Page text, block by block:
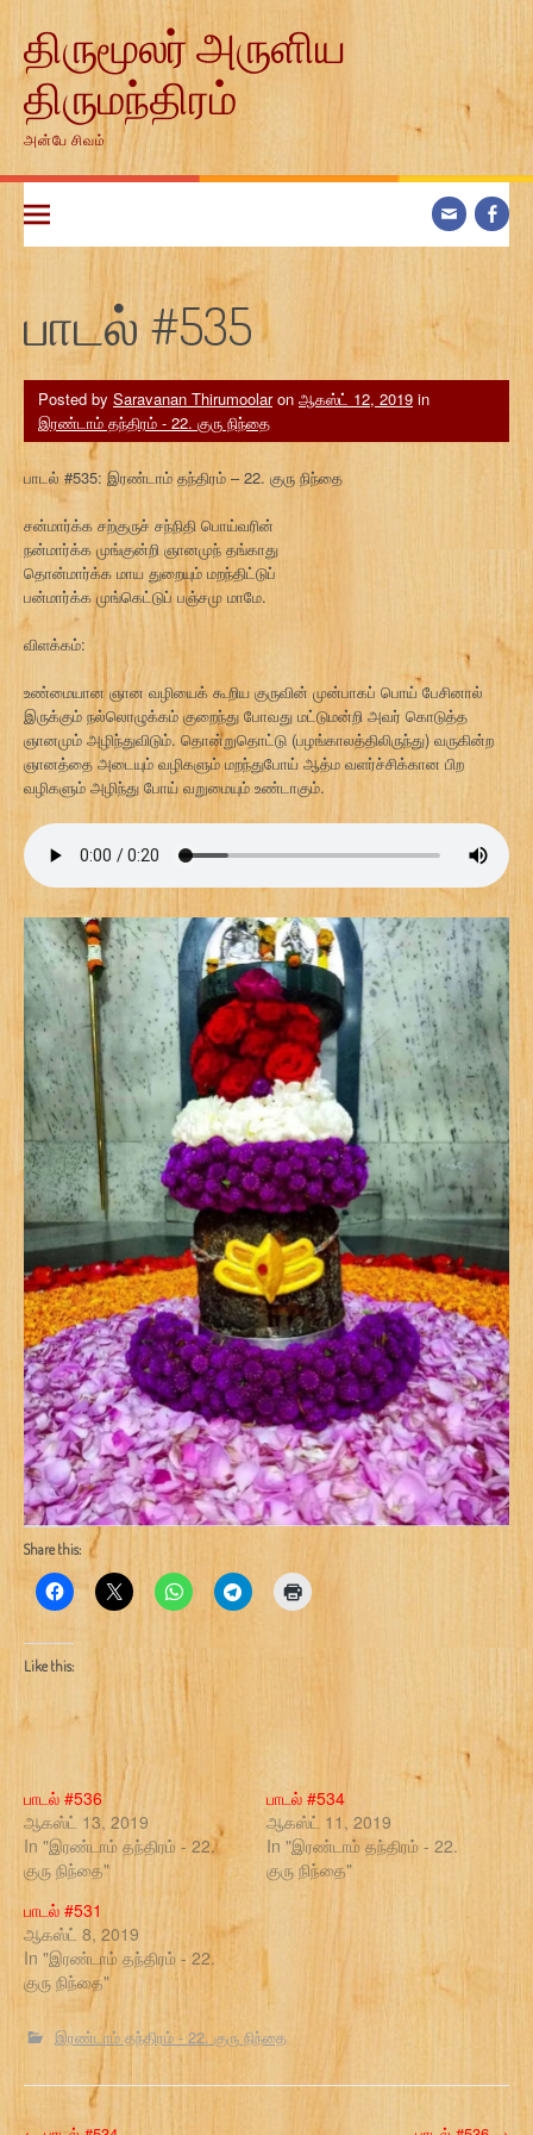
contentதிருமூலர் அருளிய
திருமந்திரம்
அன்பே சிவம்
பாடல் #535
Posted by Saravanan Thirumoolaron ஆகஸ்ட் 12, 2019 in
இரண்டாம் தந்திரம் - 22. குரு நிந்தை
பாடல் #535: இரண்டாம் தந்திரம் – 22. குரு நிந்தை
சன்மார்க்க சற்குருச் சந்நிதி பொய்வரின்
நன்மார்க்க முங்குன்றி ஞானமுந் தங்காது
தொன்மார்க்க மாய துறையும் மறந்திட்டுப்
பன்மார்க்க முங்கெட்டுப் பஞ்சமு மாமே.
விளக்கம்:
உண்மையான ஞான வழியைக் கூறிய குருவின் முன்பாகப் பொய் பேசினால்
இருக்கும் நல்லொழுக்கம் குறைந்து போவது மட்டுமன்றி அவர் கொடுத்த
ஞானமும் அழிந்துவிடும். தொன்றுதொட்டு (பழங்காலத்திலிருந்து) வருகின்ற
ஞானத்தை அடையும் வழிகளும் மறந்துபோய் ஆத்ம வளர்ச்சிக்கான பிற
வழிகளும் அழிந்து போய் வறுமையும் உண்டாகும்.
Share this:
Like this:
பாடல் #536
ஆகஸ்ட் 13, 2019
In "இரண்டாம் தந்திரம் - 22.
குரு நிந்தை"
பாடல் #534
ஆகஸ்ட் 11, 2019
In "இரண்டாம் தந்திரம் - 22.
குரு நிந்தை"
பாடல் #531
ஆகஸ்ட் 8, 2019
In "இரண்டாம் தந்திரம் - 22.
குரு நிந்தை"
இரண்டாம் தந்திரம் - 22. குரு நிந்தை